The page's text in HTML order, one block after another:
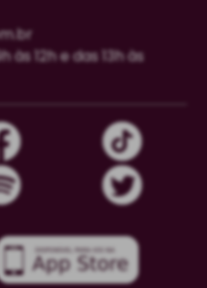
às 12h e das 13h às